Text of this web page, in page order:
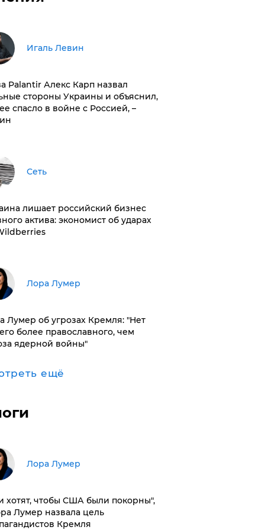
Игаль Левин
Palantir Алекс Карп назвал
стороны Украины и объяснил,
спасло в войне с Россией, –
Сеть
лишает российский бизнес
актива: экономист об ударах
​Лора Лумер
Лумер об угрозах Кремля: "Нет
более православного, чем
ядерной войны"
ещё
​Лора Лумер
хотят, чтобы США были покорны",
Лумер назвала цель
Кремля